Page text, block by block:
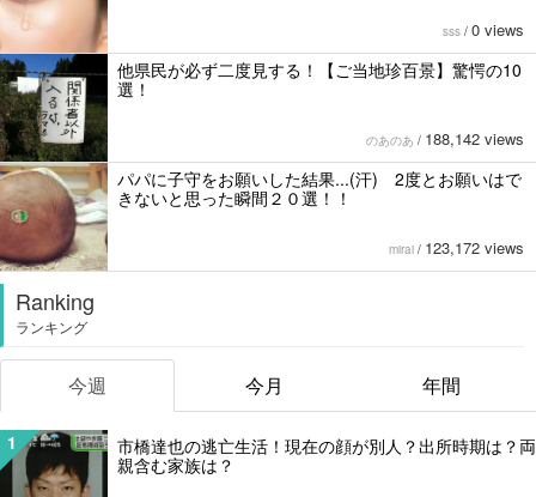
sss / 0 views
他県民が必ず二度見する！【ご当地珍百景】驚愕の10
選！
のあのあ / 188,142 views
パパに子守をお願いした結果...(汗) 2度とお願いはで
きないと思った瞬間２０選！！
mirai / 123,172 views
Ranking
ランキング
今週 今月 年間
1
市橋達也の逃亡生活！現在の顔が別人？出所時期は？両
親含む家族は？